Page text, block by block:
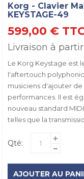
Korg - Clavier
KEYSTAGE-49
599,00 €
Livraison à
Le Korg Keystage est
l'aftertouch
musiciens d'ajouter
performances. Il est
nouveau standard
telles que la
Qté:
AJOUTER AU